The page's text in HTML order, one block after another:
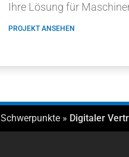
Ihre Lösung für
PROJEKT ANSEHEN
Schwerpunkte » Digitaler